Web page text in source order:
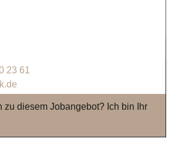
23 61
zu diesem Jobangebot? Ich bin Ihr